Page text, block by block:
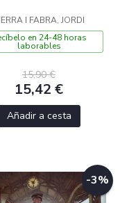
I FABRA, JORDI
en 24-48 horas
laborables
15,90 €
15,42 €
Añadir a cesta
-3%